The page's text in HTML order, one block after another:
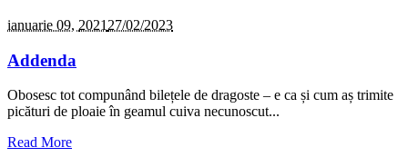
ianuarie 09, 2021 27/02/2023
Addenda
Obosesc tot compunând bilețele de dragoste – e ca și cum aș trimite
picături de ploaie în geamul cuiva necunoscut...
Read More